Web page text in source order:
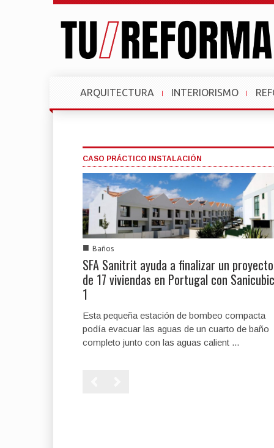
ARQUITECTURA INTERIORISMO
CASO PRÁCTICO INSTALACIÓN
■ Baños
SFA Sanitrit ayuda a finalizar un proyecto
de 17 viviendas en Portugal con Sanicubic
1
Esta pequeña estación de bombeo compacta
podía evacuar las aguas de un cuarto de baño
completo junto con las aguas calient ...